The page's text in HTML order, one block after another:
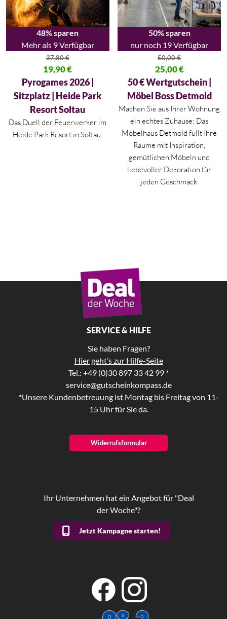
48% sparen
Mehr als 9 Verfügbar
37,80€
Ursprünglicher Preis war: 37,80 €
19,90€
Aktueller Preis ist: 19,90 €.
Pyrogames 2026 |
Sitzplatz | Heide Park
Resort Soltau
Das Duell der Feuerwerker im
Heide Park Resort in Soltau.
50% sparen
nur noch 19 Verfügbar
50,00€
Ursprünglicher Preis war:
25,00€
Aktueller Preis ist: 25,00 €.
50 € Wertgutschein |
Möbel Boss Detmold
Machen Sie aus Ihrer Wohnung
ein echtes Zuhause: Das
Möbelhaus Detmold füllt Ihre
Räume mit Inspiration,
gemütlichen Möbeln und
liebevoller Dekoration für
jeden Geschmack.
SERVICE & HILFE
Sie haben Fragen?
Hier geht’s zur Hilfe-Seite
Tel.: +49 (0)30 897 33 42 99 *
service@gutscheinkompass.de
*Unsere Kundenbetreuung ist Montag bis Freitag von 11-
15 Uhr für Sie da.
Widerrufsformular
Ihr Unternehmen hat ein Angebot für "Deal
der Woche"?
Jetzt Kampagne starten!